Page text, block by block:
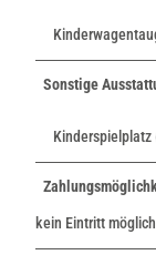
Sonstige
Kinderspielplatz
kein Eintritt möglich